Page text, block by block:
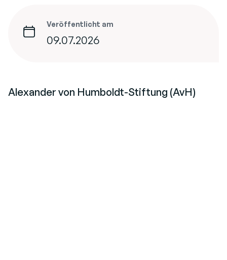
Veröffentlicht am
09.07.2026
Alexander von Humboldt-Stiftung (AvH)